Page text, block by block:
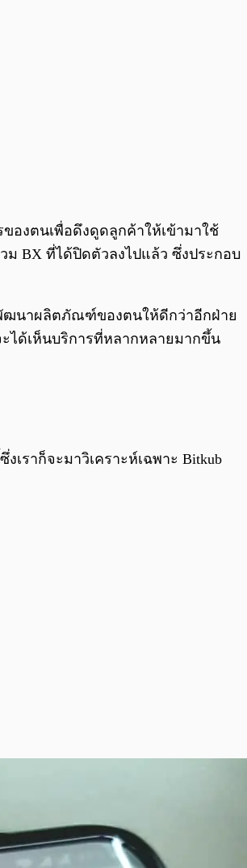
0:00 / 0:00
องตนเพื่อดึงดูดลูกค้าให้เข้ามาใช้
BX ที่ได้ปิดตัวลงไปแล้ว ซึ่งประกอบ
ฒนาผลิตภัณฑ์ของตนให้ดีกว่าอีกฝ่าย
ได้เห็นบริการที่หลากหลายมากขึ้น
ราก็จะมาวิเคราะห์เฉพาะ Bitkub